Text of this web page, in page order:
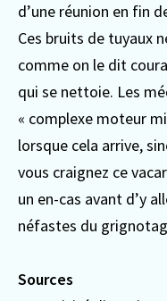
d’une réunion en fin
Ces bruits de tuyaux
comme on le dit
qui se nettoie. Les
« complexe moteur
lorsque cela arrive,
vous craignez ce
un en-cas avant d’y
néfastes du
Sources